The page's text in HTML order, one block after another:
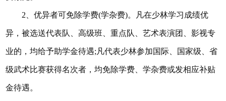
2、优异者可免除学费(学杂费)。凡在少林学习成绩优
异，被选送代表队、高级班、重点队、艺术表演团、影视专
业的，均给予助学金待遇;凡代表少林参加国际、国家级、省
级武术比赛获得名次者，均免除学费、学杂费或发相应补贴
金待遇。